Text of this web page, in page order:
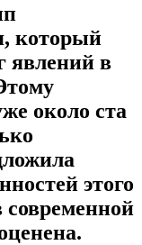
который
явлений в
около ста
этого
современной